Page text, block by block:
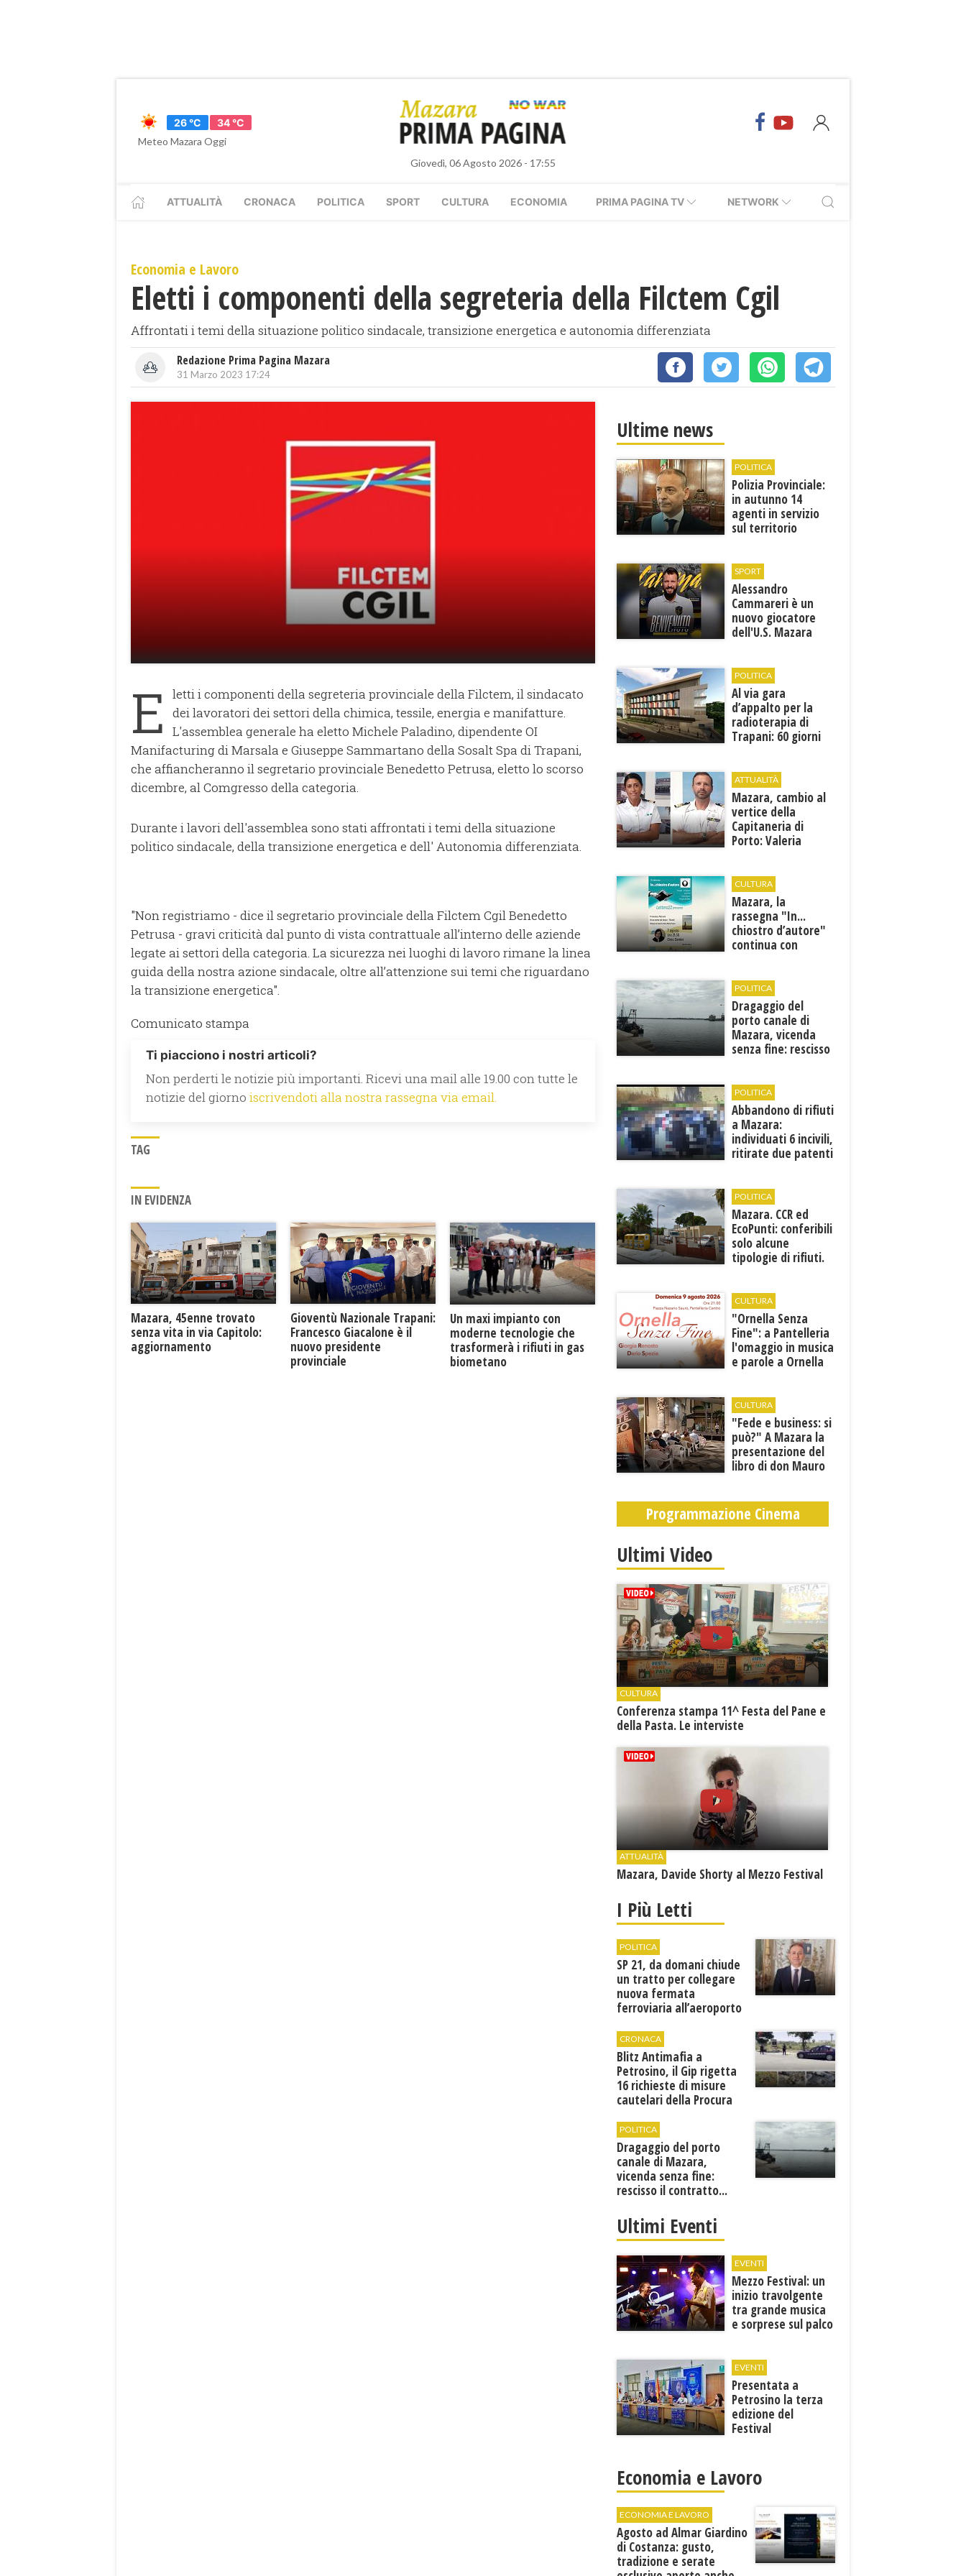
26 °C
34 °C
Meteo Mazara Oggi
Giovedì, 06 Agosto 2026 - 17:55
ATTUALITÀ CRONACA POLITICA SPORT CULTURA ECONOMIA PRIMA PAGINA TV NETWORK
Economia e Lavoro
Eletti i componenti della segreteria della Filctem Cgil
Affrontati i temi della situazione politico sindacale, transizione energetica e autonomia differenziata
Redazione Prima Pagina Mazara
31 Marzo 2023 17:24
E
letti i componenti della segreteria provinciale della Filctem, il sindacato
dei lavoratori dei settori della chimica, tessile, energia e manifatture.
L'assemblea generale ha eletto Michele Paladino, dipendente OI
Manifacturing di Marsala e Giuseppe Sammartano della Sosalt Spa di Trapani,
che affiancheranno il segretario provinciale Benedetto Petrusa, eletto lo scorso
dicembre, al Comgresso della categoria.
Durante i lavori dell'assemblea sono stati affrontati i temi della situazione
politico sindacale, della transizione energetica e dell' Autonomia differenziata.
"Non registriamo - dice il segretario provinciale della Filctem Cgil Benedetto
Petrusa - gravi criticità dal punto di vista contrattuale all’interno delle aziende
legate ai settori della categoria. La sicurezza nei luoghi di lavoro rimane la linea
guida della nostra azione sindacale, oltre all’attenzione sui temi che riguardano
la transizione energetica".
Comunicato stampa
Ti piacciono i nostri articoli?
Non perderti le notizie più importanti. Ricevi una mail alle 19.00 con tutte le
notizie del giorno iscrivendoti alla nostra rassegna via email.
TAG
IN EVIDENZA
Mazara, 45enne trovato
senza vita in via Capitolo:
aggiornamento
Gioventù Nazionale Trapani:
Francesco Giacalone è il
nuovo presidente
provinciale
Un maxi impianto con
moderne tecnologie che
trasformerà i rifiuti in gas
biometano
Ultime news
POLITICA
Polizia Provinciale:
in autunno 14
agenti in servizio
sul territorio
SPORT
Alessandro
Cammareri è un
nuovo giocatore
dell'U.S. Mazara
POLITICA
Al via gara
d’appalto per la
radioterapia di
Trapani: 60 giorni
ATTUALITÀ
Mazara, cambio al
vertice della
Capitaneria di
Porto: Valeria
CULTURA
Mazara, la
rassegna "In...
chiostro d’autore"
continua con
POLITICA
Dragaggio del
porto canale di
Mazara, vicenda
senza fine: rescisso
POLITICA
Abbandono di rifiuti
a Mazara:
individuati 6 incivili,
ritirate due patenti
POLITICA
Mazara. CCR ed
EcoPunti: conferibili
solo alcune
tipologie di rifiuti.
CULTURA
​"Ornella Senza
Fine": a Pantelleria
l'omaggio in musica
e parole a Ornella
CULTURA
"Fede e business: si
può?" A Mazara la
presentazione del
libro di don Mauro
Programmazione Cinema
Ultimi Video
CULTURA
Conferenza stampa 11^ Festa del Pane e
della Pasta. Le interviste
ATTUALITÀ
Mazara, Davide Shorty al Mezzo Festival
I Più Letti
POLITICA
SP 21, da domani chiude
un tratto per collegare
nuova fermata
ferroviaria all’aeroporto
CRONACA
Blitz Antimafia a
Petrosino, il Gip rigetta
16 richieste di misure
cautelari della Procura
POLITICA
Dragaggio del porto
canale di Mazara,
vicenda senza fine:
rescisso il contratto...
Ultimi Eventi
EVENTI
Mezzo Festival: un
inizio travolgente
tra grande musica
e sorprese sul palco
EVENTI
Presentata a
Petrosino la terza
edizione del
Festival
"Voci dal
Mediterraneo"
Economia e Lavoro
ECONOMIA E LAVORO
Agosto ad Almar Giardino
di Costanza: gusto,
tradizione e serate